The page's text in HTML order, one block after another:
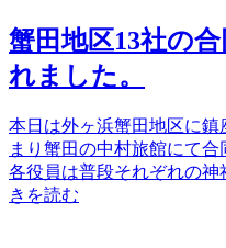
蟹田地区13社の
れました。
本日は外ヶ浜蟹田地区に
まり蟹田の中村旅館にて合
各役員は普段それぞれの
きを読む